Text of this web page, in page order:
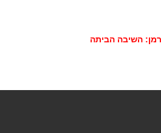
השיבה הביתה